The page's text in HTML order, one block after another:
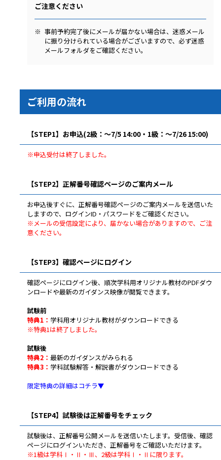
ご注意ください
事前予約完了後にメールが届かない場合は、迷惑メール
に振り分けられている場合がございますので、必ず迷惑
メールフォルダをご確認ください。
ご利用の流れ
【STEP1】お申込(2級：～7/5 14:00・1級：～7/26 15:00)
※申込受付は終了しました。
【STEP2】正解番号確認ページのご案内メール
お申込後すぐに、正解番号確認ページのご案内メールを送信いた
しますので、ログインID・パスワードをご確認ください。
※メールの受信設定により、届かない場合がありますので、ご注
意ください。
【STEP3】確認ページにログイン
確認ページにログイン後、順次学科用オリジナル教材のPDFダウ
ンロードや最新のガイダンス映像が閲覧できます。
試験前
特典1： 学科用オリジナル教材がダウンロードできる
※特典1は終了しました。
試験後
特典2： 最新のガイダンスがみられる
特典3： 学科試験解答・解説書がダウンロードできる
限定特典の詳細はコチラ▼
【STEP4】試験後は正解番号をチェック
試験後は、正解番号公開メールを送信いたします。受信後、確認
ページにログインいただき、正解番号をご確認いただけます。
※1級は学科Ⅰ・Ⅱ・Ⅲ、2級は学科Ⅰ・Ⅱに限ります。